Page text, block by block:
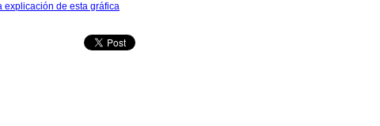
explicación de esta gráfica